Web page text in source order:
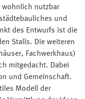
wohnlich nutzbar
und
des Entwurfs ist die
Stalls. Die weiteren
Fachwerkhaus)
mitgedacht. Dabei
und Gemeinschaft.
Modell der